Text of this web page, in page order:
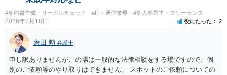
#契約書作成・リーガルチェック #IT・通信業界 #個人事業主・フリーランス
2026年7月18日 役にたった 2
倉田 勲 弁護士
申し訳ありませんがこの場は一般的な法律相談をする場ですので、個
別のご依頼等のやり取りはできません。 スポットのご依頼についての